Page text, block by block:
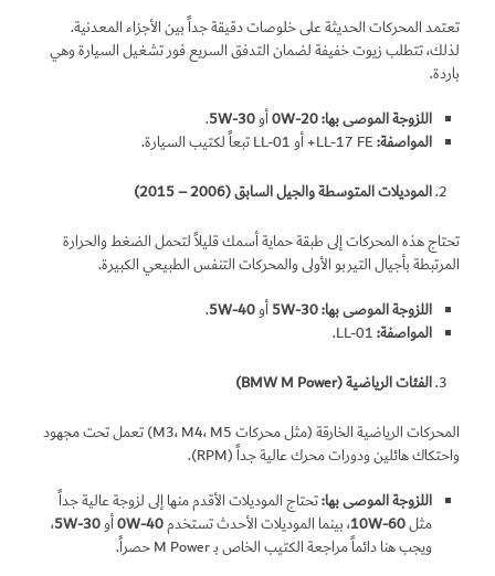
تعتمد المحركات الحديثة على خلوصات دقيقة جداً بين الأجزاء المعدنية.
لذلك، تتطلب زيوت خفيفة لضمان التدفق السريع فور تشغيل السيارة وهي
باردة.
اللزوجة الموصى بها:
0W-20 أو 5W-30
.
المواصفة:LL-17 FE+ أو LL-01 تبعاً لكتيب السيارة.
الموديلات المتوسطة والجيل السابق (2006 – 2015)
تحتاج هذه المحركات إلى طبقة حماية أسمك قليلاً لتحمل الضغط والحرارة
المرتبطة بأجيال التيربو الأولى والمحركات التنفس الطبيعي الكبيرة.
اللزوجة الموصى بها:
5W-30 أو 5W-40
.
المواصفة:LL-01.
الفئات الرياضية (BMW M Power
)
المحركات الرياضية الخارقة (مثل محركات M3، M4، M5) تعمل تحت مجهود
واحتكاك هائلين ودورات محرك عالية جداً (RPM).
اللزوجة الموصى بها:تحتاج الموديلات الأقدم منها إلى لزوجة عالية جداً
مثل
10W-60 ، بينما الموديلات الأحدث تستخدم 0W-40 أو 5W-30 ،
ويجب هنا دائماً مراجعة الكتيب الخاص بـ M Power حصراً.